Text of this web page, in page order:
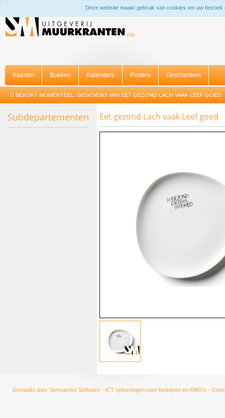
Deze website maakt gebruik van cookies om uw
FR
Kaarten Boeken Kalenders Posters Geschenken
U BEKIJKT MOMENTEEL: GEGEVENS VAN EET GEZOND LACH VAAK LEEF GOED
Subdepartementen Eet gezond Lach vaak Leef goed
Gemaakt door Vanmarcke Software - ICT-oplossingen voor bedrijven en KMO's -